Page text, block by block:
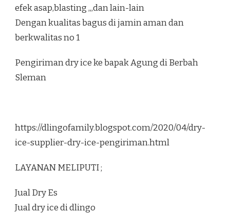
efek asap,blasting ,,,dan lain-lain
Dengan kualitas bagus di jamin aman dan
berkwalitas no 1
Pengiriman dry ice ke bapak Agung di Berbah
Sleman
https://dlingofamily.blogspot.com/2020/04/dry-
ice-supplier-dry-ice-pengiriman.html
LAYANAN MELIPUTI ;
Jual Dry Es
Jual dry ice di dlingo